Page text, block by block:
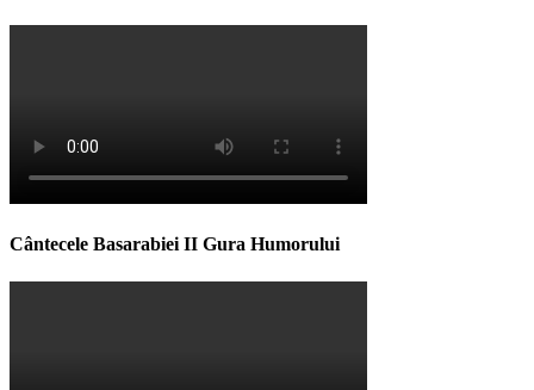
Cântecele Basarabiei II Gura Humorului